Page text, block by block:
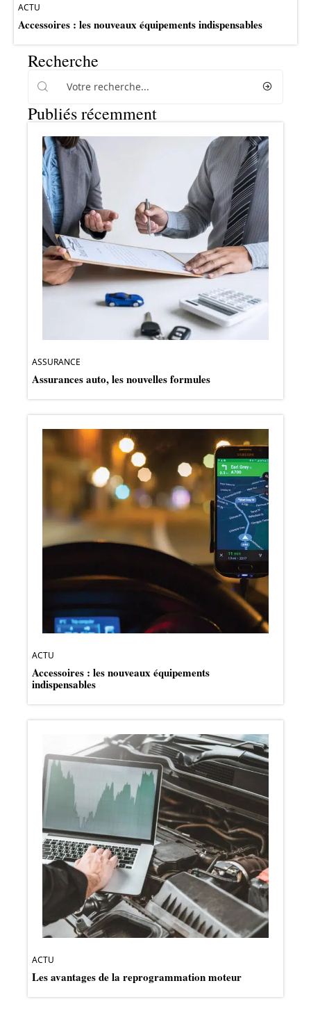
ACTU
Accessoires : les nouveaux équipements indispensables
Recherche
Publiés récemment
ASSURANCE
Assurances auto, les nouvelles formules
ACTU
Accessoires : les nouveaux équipements
indispensables
ACTU
Les avantages de la reprogrammation moteur